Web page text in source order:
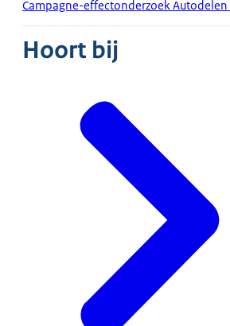
Campagne-effectonderzoek
Hoort bij